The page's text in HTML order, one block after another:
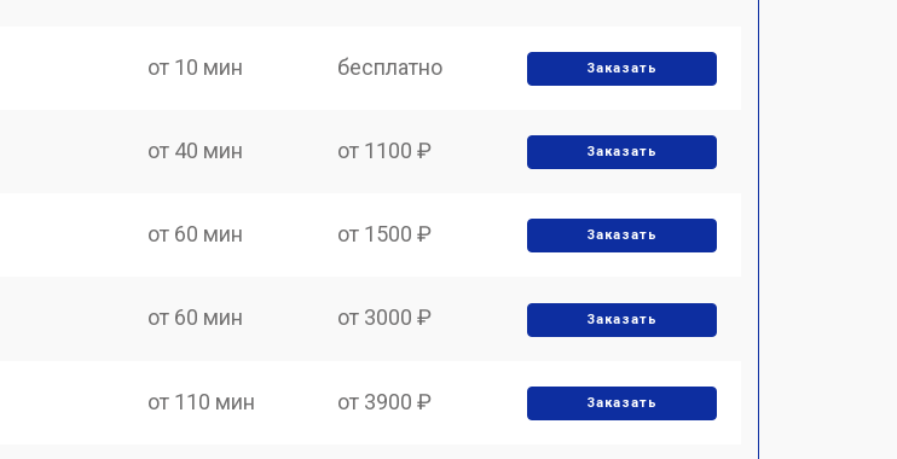
от 10 мин бесплатно Заказать
от 40 мин от 1100 ₽ Заказать
от 60 мин от 1500 ₽ Заказать
от 60 мин от 3000 ₽ Заказать
от 110 мин от 3900 ₽ Заказать